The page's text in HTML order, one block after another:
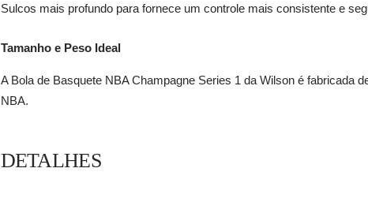
Sulcos mais profundo para fornece um controle mais consistente e
Tamanho e Peso Ideal
A Bola de Basquete NBA Champagne Series 1 da Wilson é fabricada
NBA.
DETALHES